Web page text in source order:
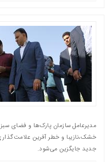
مدیرعامل سازمان پارک‌ها و فضای
خشک،نازیبا و خطر آفرین
جدید جایگزین می‌شود.